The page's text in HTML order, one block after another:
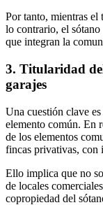
Por tanto, mientras el
lo contrario, el
que integran la
3. Titularidad
garajes
Una cuestión clave
elemento común. En
de los elementos
fincas privativas, con
Ello implica que no
de locales
copropiedad del